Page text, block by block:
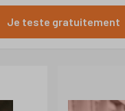
Je teste gratuitement